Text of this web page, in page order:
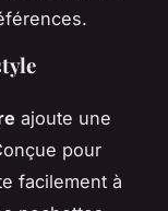
ajoute une
pour
facilement à